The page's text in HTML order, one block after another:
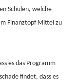
Schulen, welche
Finanztopf Mittel zu
es das Programm
findet, dass es